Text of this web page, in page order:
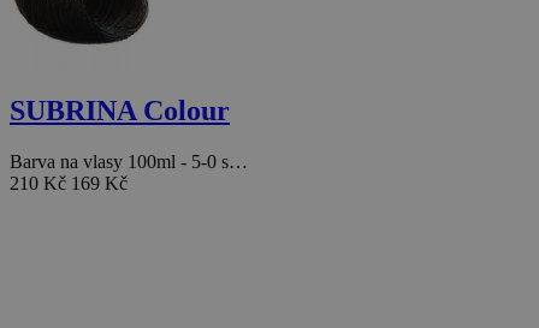
SUBRINA Colour
Barva na vlasy 100ml - 5-0 s…
210 Kč 169 Kč